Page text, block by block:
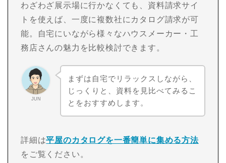
わざわざ展示場に行かなくても、資料請求サイ
トを使えば、一度に複数社にカタログ請求が可
能。自宅にいながら様々なハウスメーカー・工
務店さんの魅力を比較検討できます。
JUN
まずは自宅でリラックスしながら、
じっくりと、資料を見比べてみるこ
とをおすすめします。
詳細は平屋のカタログを一番簡単に集める方法
をご覧ください。